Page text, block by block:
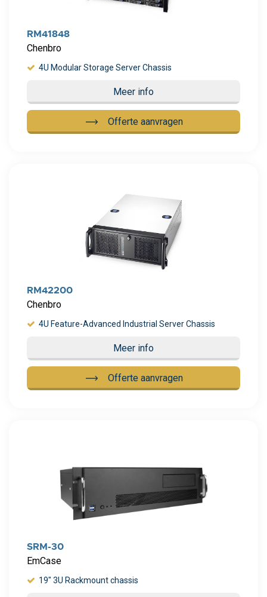
RM41848
Chenbro
4U Modular Storage Server Chassis
Meer info
Offerte aanvragen
RM42200
Chenbro
4U Feature-Advanced Industrial Server Chassis
Meer info
Offerte aanvragen
SRM-30
EmCase
19" 3U Rackmount chassis